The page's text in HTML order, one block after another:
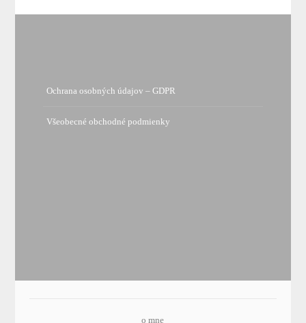
Ochrana osobných údajov – GDPR
Všeobecné obchodné podmienky
o mne